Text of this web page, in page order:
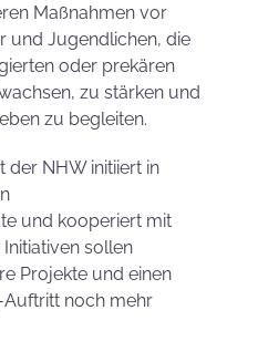
Maßnahmen vor
und Jugendlichen, die
oder prekären
zu stärken und
zu begleiten.
der NHW initiiert in
und kooperiert mit
sollen
Projekte und einen
Auftritt noch mehr